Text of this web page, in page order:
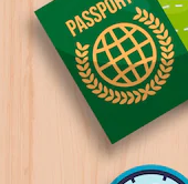
Copyright © 2010-